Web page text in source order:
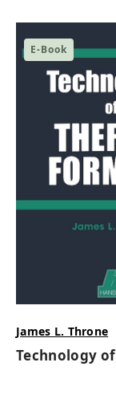
E-Book
James L. Throne
Technology